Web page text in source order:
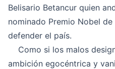
Belisario Betancur quien
nominado Premio Nobel
defender el país.
Como si los malos
ambición egocéntrica y